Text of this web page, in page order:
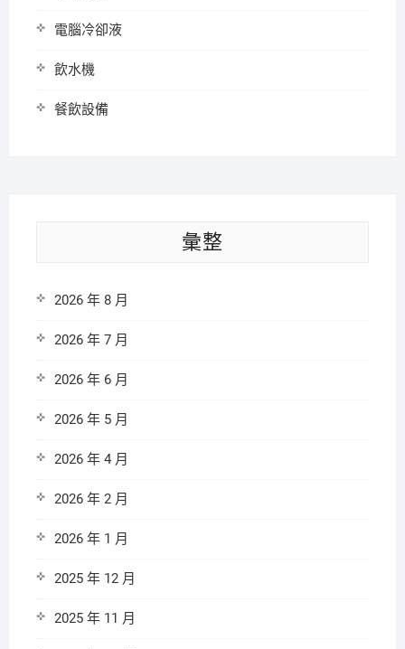
電腦冷卻液
飲水機
餐飲設備
彙整
2026 年 8 月
2026 年 7 月
2026 年 6 月
2026 年 5 月
2026 年 4 月
2026 年 2 月
2026 年 1 月
2025 年 12 月
2025 年 11 月